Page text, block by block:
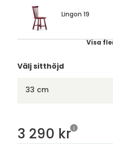
Lingon 19
Visa
Välj sitthöjd
33 cm
3 290 kr